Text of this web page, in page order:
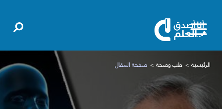
الرئيسية طب وصحة صفحة المقال